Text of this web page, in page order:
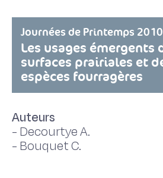
Journées de Printemps 2010
Les usages émergents
surfaces prairiales et
espèces fourragères
Auteurs
- Decourtye A.
- Bouquet C.